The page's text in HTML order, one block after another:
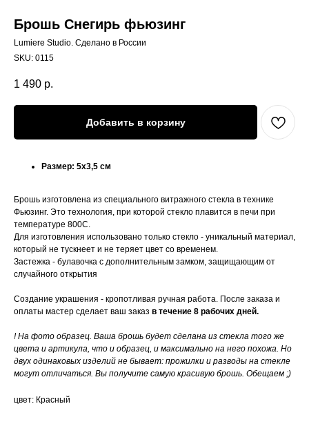
Брошь Снегирь фьюзинг
Lumiere Studio. Сделано в России
SKU: 0115
1 490 р.
Добавить в корзину
Размер: 5х3,5 см
Брошь изготовлена из специального витражного стекла в технике
Фьюзинг. Это технология, при которой стекло плавится в печи при
температуре 800С.
Для изготовления использовано только стекло - уникальный материал,
который не тускнеет и не теряет цвет со временем.
Застежка - булавочка с дополнительным замком, защищающим от
случайного открытия
Создание украшения - кропотливая ручная работа. После заказа и
оплаты мастер сделает ваш заказ в течение 8 рабочих дней.
! На фото образец. Ваша брошь будет сделана из стекла того же
цвета и артикула, что и образец, и максимально на него похожа. Но
двух одинаковых изделий не бывает: прожилки и разводы на стекле
могут отличаться. Вы получите самую красивую брошь. Обещаем ;)
цвет: Красный